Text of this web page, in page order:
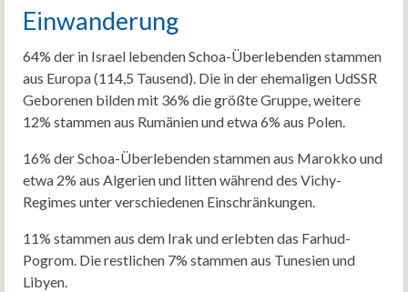
Einwanderung
64% der in Israel lebenden Schoa-Überlebenden stammen
aus Europa (114,5 Tausend). Die in der ehemaligen UdSSR
Geborenen bilden mit 36% die größte Gruppe, weitere
12% stammen aus Rumänien und etwa 6% aus Polen.
16% der Schoa-Überlebenden stammen aus Marokko und
etwa 2% aus Algerien und litten während des Vichy-
Regimes unter verschiedenen Einschränkungen.
11% stammen aus dem Irak und erlebten das Farhud-
Pogrom. Die restlichen 7% stammen aus Tunesien und
Libyen.